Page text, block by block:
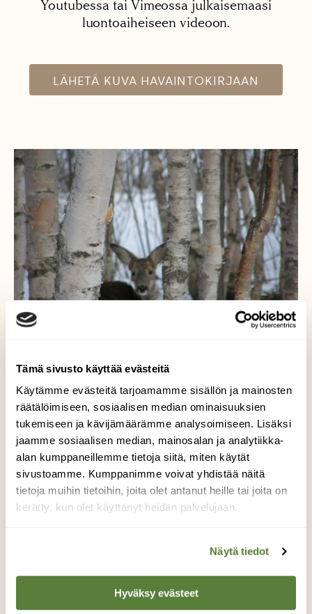
Tämä sivusto käyttää evästeitä
Käytämme evästeitä tarjoamamme sisällön ja mainosten
räätälöimiseen, sosiaalisen median ominaisuuksien
tukemiseen ja kävijämäärämme analysoimiseen. Lisäksi
jaamme sosiaalisen median, mainosalan ja analytiikka-
alan kumppaneillemme tietoja siitä, miten käytät
sivustoamme. Kumppanimme voivat yhdistää näitä
tietoja muihin tietoihin, joita olet antanut heille tai joita on
kerätty, kun olet käyttänyt heidän palvelujaan.
Näytä tiedot
Hyväksy evästeet
Youtubessa tai Vimeossa julkaisemaasi
luontoaiheiseen videoon.
LÄHETÄ KUVA HAVAINTOKIRJAAN
Olen piilossa
Ruokinnalla oleva kauris kurkistelee puiden
välistä. Kuva on otettu iltahämärässä. Kauris
on parivuotias ja kaulassa on hieman
erikoinen väritys. Olen lähettänyt kuvia